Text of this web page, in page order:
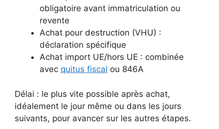
obligatoire avant immatriculation ou
revente
Achat pour destruction (VHU) :
déclaration spécifique
Achat import UE/hors UE : combinée
avec quitus fiscal ou 846A
Délai : le plus vite possible après achat,
idéalement le jour même ou dans les jours
suivants, pour avancer sur les autres étapes.